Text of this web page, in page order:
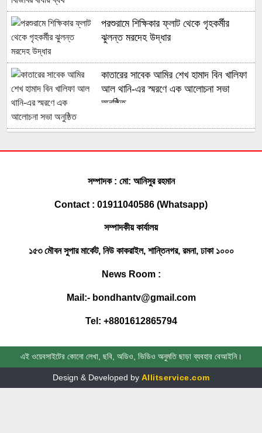
পরশুরামে শিক্ষিকার ফ্লাট থেকে গৃহকর্মীর
ঝুলন্ত মরদেহ উদ্ধার
কাতারের সাবেক আমির শেখ হামাদ বিন খালিফা
আল থানি-এর স্মরণে এক আলোচনা সভা
অনুষ্ঠিত
লোকালয়ে পানি ঢুকেছে
পণ্য জব্দ করেছে বিজিবি
সোনাগাজীতে মাছবোঝাই পিকআপ ছিনতাই,
পুলিশী অভিযানে উদ্ধার
ফেনীতে একদিনে গৃহবধূ ও যুবকের মর’দেহ
ফারুকী
সোনাগাজীতে সাবেক রাস্ট্রপতি জিয়াউর
সম্পাদক : মো: আনিসুর রহমান
Contact : 01911040586 (Whatsapp)
সম্পাদকীয় কার্যালয়
১৫৩ মৌবন সুপার মার্কেট, নিউ কাকরাইল, শান্তিনগর, রমনা, ঢাকা ১০০০
News Room :
Mail:- bondhantv@gmail.com
Tel: +8801612865794
এই ওয়েবসাইটের কোনো লেখা, ছবি, অডিও, ভিডিও অনুমতি ছাড়া ব্যবহার বেআইনি।
Design & Developed by Allitservice.com